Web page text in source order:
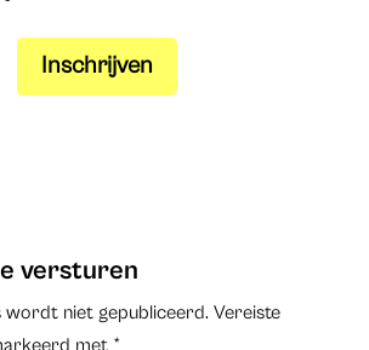
Inschrijven
versturen
wordt niet gepubliceerd. Vereiste
met *